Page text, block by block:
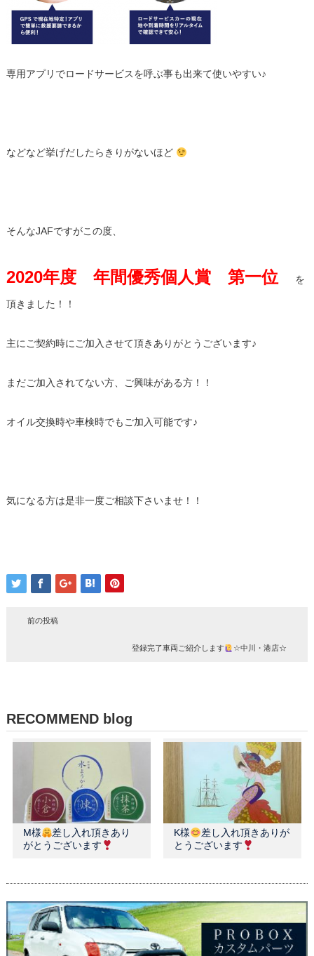
専用アプリでロードサービスを呼ぶ事も出来て使いやすい♪
などなど挙げだしたらきりがないほど
そんなJAFですがこの度、
2020年度 年間優秀個人賞 第一位 を
頂きました！！
主にご契約時にご加入させて頂きありがとうございます♪
まだご加入されてない方、ご興味がある方！！
オイル交換時や車検時でもご加入可能です♪
気になる方は是非一度ご相談下さいませ！！
前の投稿
登録完了車両ご紹介します ☆中川・港店☆
RECOMMEND blog
M様
差し入れ頂きあり
がとうございます
K様
差し入れ頂きありが
とうございます